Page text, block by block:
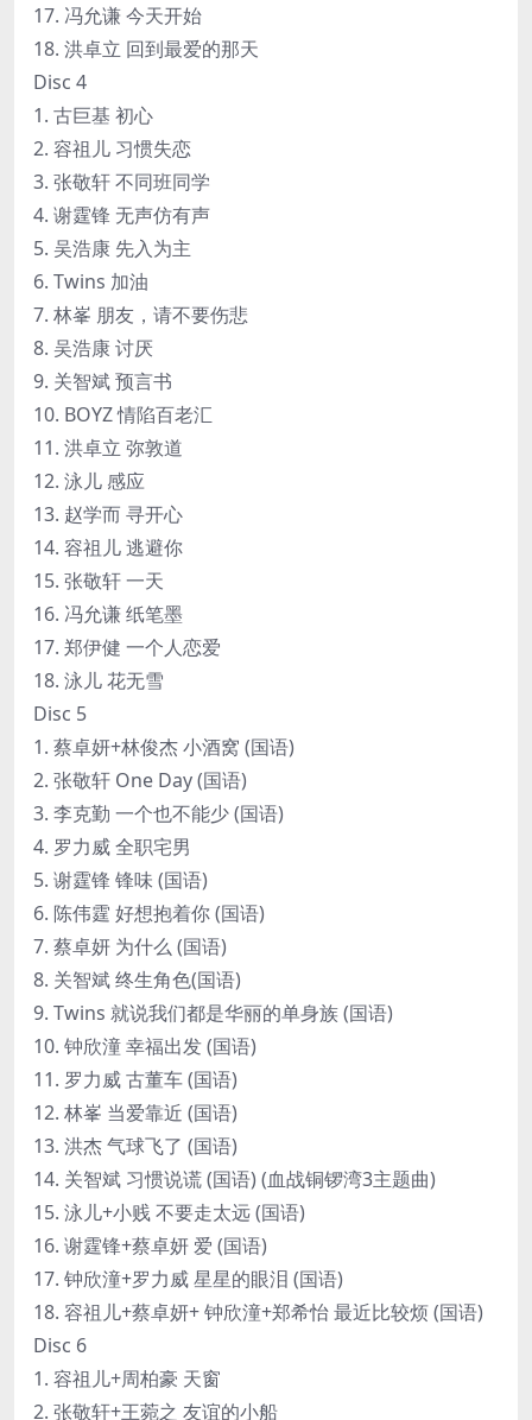
17. 冯允谦 今天开始
18. 洪卓立 回到最爱的那天
Disc 4
1. 古巨基 初心
2. 容祖儿 习惯失恋
3. 张敬轩 不同班同学
4. 谢霆锋 无声仿有声
5. 吴浩康 先入为主
6. Twins 加油
7. 林峯 朋友，请不要伤悲
8. 吴浩康 讨厌
9. 关智斌 预言书
10. BOYZ 情陷百老汇
11. 洪卓立 弥敦道
12. 泳儿 感应
13. 赵学而 寻开心
14. 容祖儿 逃避你
15. 张敬轩 一天
16. 冯允谦 纸笔墨
17. 郑伊健 一个人恋爱
18. 泳儿 花无雪
Disc 5
1. 蔡卓妍+林俊杰 小酒窝 (国语)
2. 张敬轩 One Day (国语)
3. 李克勤 一个也不能少 (国语)
4. 罗力威 全职宅男
5. 谢霆锋 锋味 (国语)
6. 陈伟霆 好想抱着你 (国语)
7. 蔡卓妍 为什么 (国语)
8. 关智斌 终生角色(国语)
9. Twins 就说我们都是华丽的单身族 (国语)
10. 钟欣潼 幸福出发 (国语)
11. 罗力威 古董车 (国语)
12. 林峯 当爱靠近 (国语)
13. 洪杰 气球飞了 (国语)
14. 关智斌 习惯说谎 (国语) (血战铜锣湾3主题曲)
15. 泳儿+小贱 不要走太远 (国语)
16. 谢霆锋+蔡卓妍 爱 (国语)
17. 钟欣潼+罗力威 星星的眼泪 (国语)
18. 容祖儿+蔡卓妍+ 钟欣潼+郑希怡 最近比较烦 (国语)
Disc 6
1. 容祖儿+周柏豪 天窗
2. 张敬轩+王菀之 友谊的小船